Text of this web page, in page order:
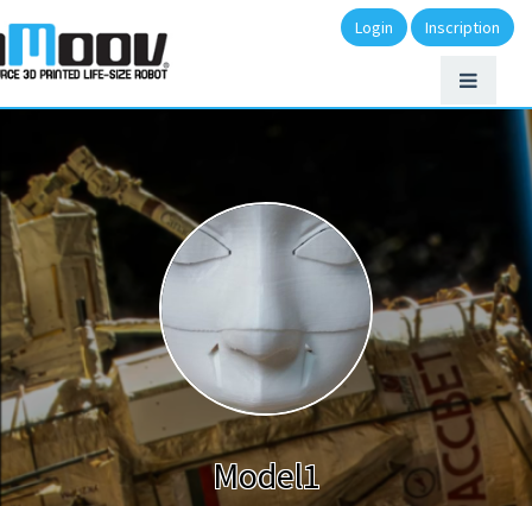
Login Inscription
Model1